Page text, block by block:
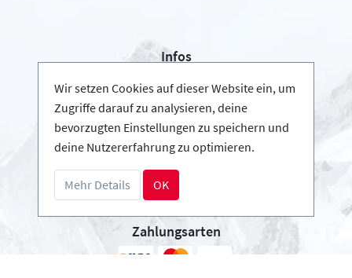
Infos
Login - Skischulen
Partner werden
FAQ - Häufig gestellte Fragen
Download Pressemappe
Zahlungsarten
Wir setzen Cookies auf dieser Website ein, um
Zugriffe darauf zu analysieren, deine
bevorzugten Einstellungen zu speichern und
deine Nutzererfahrung zu optimieren.
Mehr Details OK